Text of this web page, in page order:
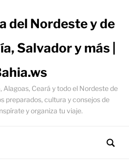
del Nordeste y de
Salvador y más |
Alagoas, Ceará y todo el Nordeste de
preparados, cultura y consejos de
y organiza tu viaje.